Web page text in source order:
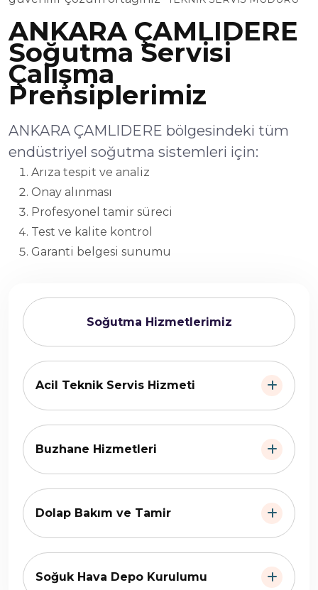
Soğutma Hizmetlerimiz
Acil Teknik Servis Hizmeti
Buzhane Hizmetleri
Dolap Bakım ve Tamir
Soğuk Hava Depo Kurulumu
ANKARA ÇAMLIDERE
Soğutma Servisi
Çalışma
Prensiplerimiz
ANKARA ÇAMLIDERE bölgesindeki tüm
endüstriyel soğutma sistemleri için:
Arıza tespit ve analiz
Onay alınması
Profesyonel tamir süreci
Test ve kalite kontrol
Garanti belgesi sunumu